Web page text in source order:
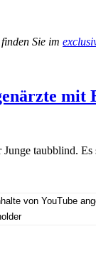
Sie im
mit
taubblind.
von YouTube